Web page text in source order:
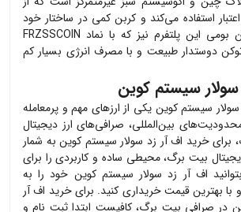
اعتبار استفاده می‌کند و کربن کمی در ساختار خود
استفاده می‌کند. توکن بومی این پلتفرم نیز که با نماد FRZSSCOIN
دوستدار طبیعت و با مصرف انرژی بسیار کم
سیستم کوین
سیستم کوین یکی از ارزهای مهم و پرمعامله
بین‌المللی، صرافی‌های ارز دیجیتال
برای خرید اف آر زد سولار سیستم کوینبه شمار
بیت برگ، محیطی ساده و کاربردی را برای
اف آر زد سولار سیستم کوین خود را به
بهترین قیمت خریداری کنید. برای خرید اف آر
در صرافی بیت برگ، کافیست ابتدا ثبت نام و